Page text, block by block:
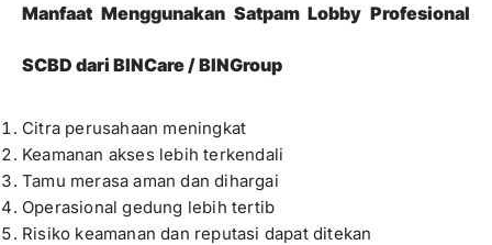
Manfaat Menggunakan Satpam Lobby Profesional
SCBD dari BINCare / BINGroup
Citra perusahaan meningkat
Keamanan akses lebih terkendali
Tamu merasa aman dan dihargai
Operasional gedung lebih tertib
Risiko keamanan dan reputasi dapat ditekan